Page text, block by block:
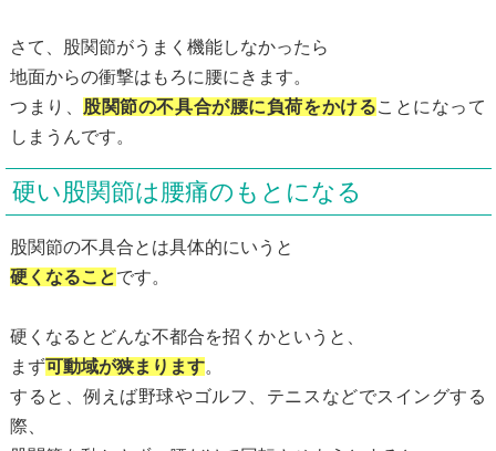
さて、股関節がうまく機能しなかったら
地面からの衝撃はもろに腰にきます。
つまり、 股関節の不具合が腰に負荷をかけることになって
しまうんです。
硬い股関節は腰痛のもとになる
股関節の不具合とは具体的にいうと
硬くなることです。
硬くなるとどんな不都合を招くかというと、
まず可動域が狭まります。
すると、例えば野球やゴルフ、テニスなどでスイングする
際、